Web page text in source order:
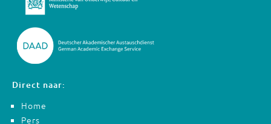
Direct naar:
Home
Pers